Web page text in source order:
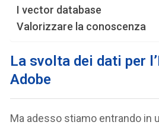
I vector database
Valorizzare la conoscenza
La svolta dei dati per
Adobe
Ma adesso stiamo entrando in